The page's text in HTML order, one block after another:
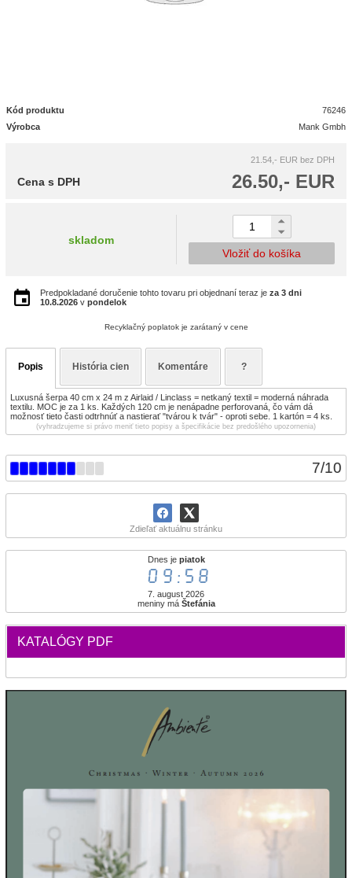
7/10
Zdieľať aktuálnu stránku
Dnes je piatok
09:58
7. august 2026
meniny má Štefánia
KATALÓGY PDF
Kód produktu
76246
Výrobca
Mank Gmbh
21.54,- EUR bez DPH
26.50,- EUR
Cena s DPH
skladom
Vložiť do košíka
Predpokladané doručenie tohto tovaru pri objednaní teraz je za 3 dni
10.8.2026 v pondelok
Recyklačný poplatok je zarátaný v cene
Popis História cien Komentáre ?
Luxusná šerpa 40 cm x 24 m z Airlaid / Linclass = netkaný textil = moderná náhrada
textilu. MOC je za 1 ks. Každých 120 cm je nenápadne perforovaná, čo vám dá
možnosť tieto časti odtrhnúť a nastierať "tvárou k tvár" - oproti sebe. 1 kartón = 4 ks.
(vyhradzujeme si právo meniť tieto popisy a špecifikácie bez predošlého upozornenia)